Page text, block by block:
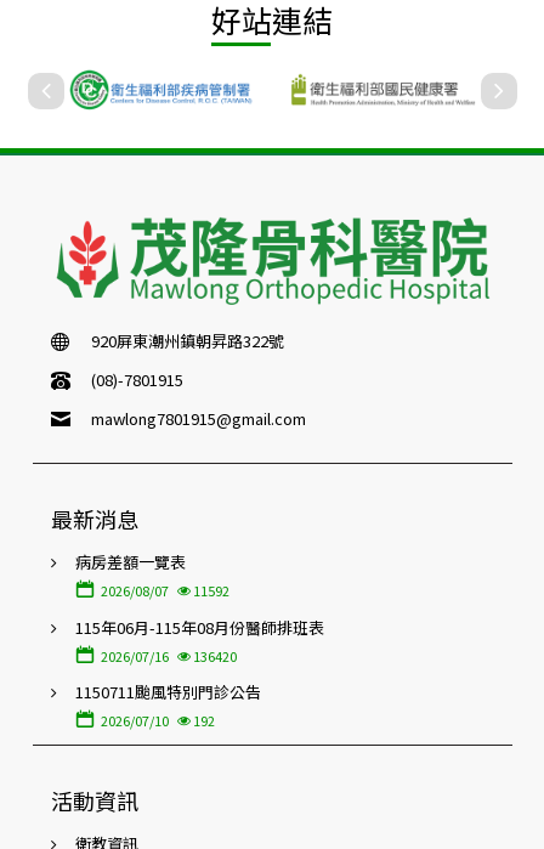
好站連結
920屏東潮州鎮朝昇路322號
(08)-7801915
mawlong7801915@gmail.com
最新消息
病房差額一覽表
2026/08/07 11592
115年06月-115年08月份醫師排班表
2026/07/16 136420
1150711颱風特別門診公告
2026/07/10 192
活動資訊
衛教資訊